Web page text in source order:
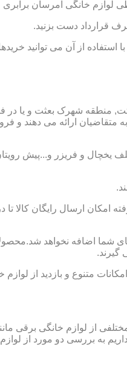
لوازم خانگی امرسان
قرارداد دست بزنید.
از آن می توانید
شهرک بعثت و یا در
ارائه می دهند و
یخچال و فریزر و...پیش
امکان ارسال رایگان کالا
شما اضافه نخواهد
متنوع و بازدید از
از لوازم خانگی برقی
به بررسی دو مورد از